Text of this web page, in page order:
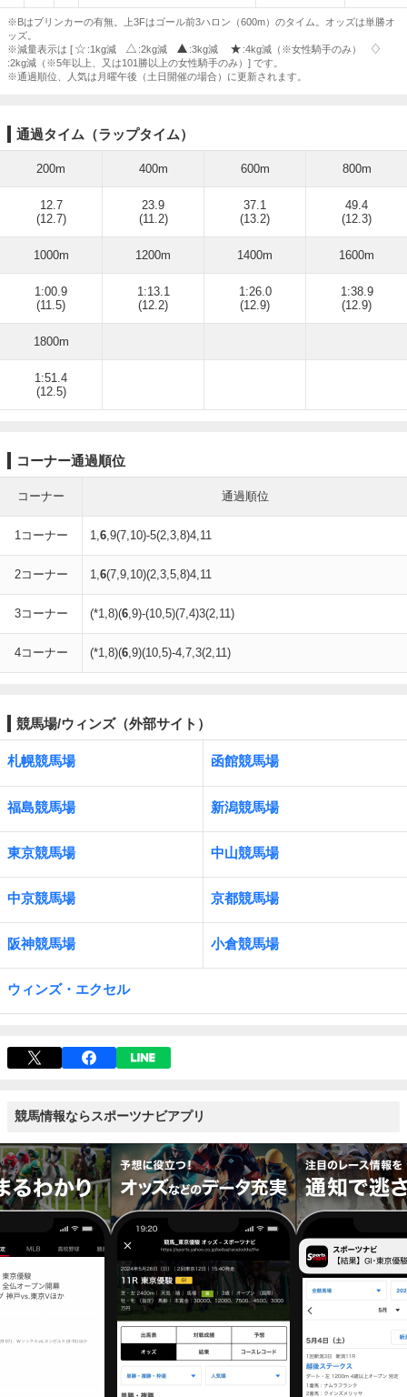
※Bはブリンカーの有無。上3Fはゴール前3ハロン（600m）のタイム。オッズは単勝オ
ッズ。
※減量表示は [
:1kg減 :2kg減 :3kg減
:4kg減（※女性騎手のみ）
:2kg減（※5年以上、又は101勝以上の女性騎手のみ）] です。
※通過順位、人気は月曜午後（土日開催の場合）に更新されます。
通過タイム（ラップタイム）
200m 400m 600m 800m
12.7
(12.7)
23.9
(11.2)
37.1
(13.2)
49.4
(12.3)
1000m 1200m 1400m 1600m
1:00.9
(11.5)
1:13.1
(12.2)
1:26.0
(12.9)
1:38.9
(12.9)
1800m
1:51.4
(12.5)
コーナー通過順位
コーナー 通過順位
1コーナー 1,6,9(7,10)-5(2,3,8)4,11
2コーナー 1,6(7,9,10)(2,3,5,8)4,11
3コーナー (*1,8)(6,9)-(10,5)(7,4)3(2,11)
4コーナー (*1,8)(6,9)(10,5)-4,7,3(2,11)
競馬場/ウィンズ（外部サイト）
札幌競馬場 函館競馬場
福島競馬場 新潟競馬場
東京競馬場 中山競馬場
中京競馬場 京都競馬場
阪神競馬場 小倉競馬場
ウィンズ・エクセル
競馬情報ならスポーツナビアプリ